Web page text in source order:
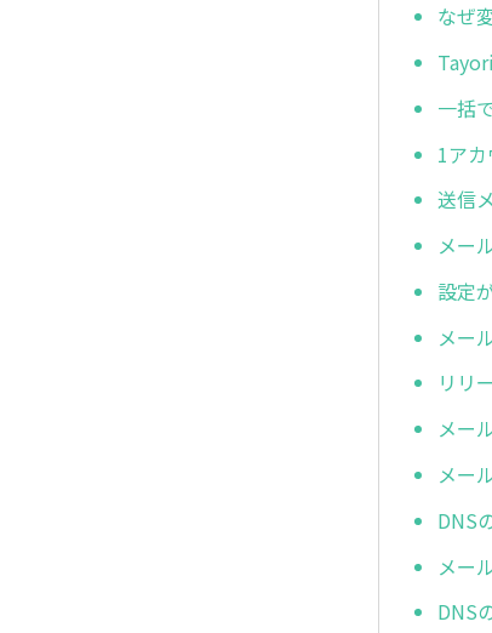
なぜ
一括
1ア
送信
メー
設定
メー
リリ
メー
メー
DNS
メー
DNS